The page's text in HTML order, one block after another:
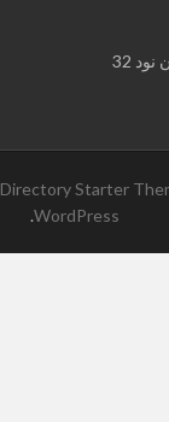
32
Directory Starter
WordPress
.